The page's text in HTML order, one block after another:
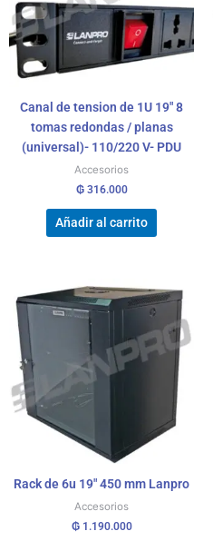
Canal de tension de 1U 19″ 8
tomas redondas / planas
(universal)- 110/220 V- PDU
Accesorios
₲316.000
Añadir al carrito
Rack de 6u 19″ 450 mm Lanpro
Accesorios
₲1.190.000